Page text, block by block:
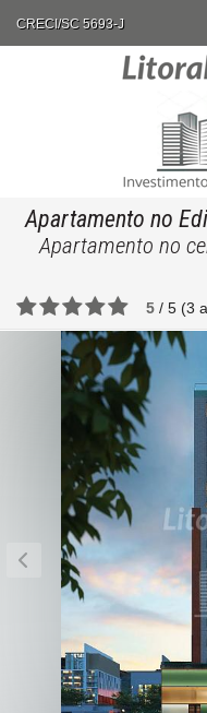
CRECI/SC 5693-J
Apartamento no
Apartamento no
5 / 5 (3